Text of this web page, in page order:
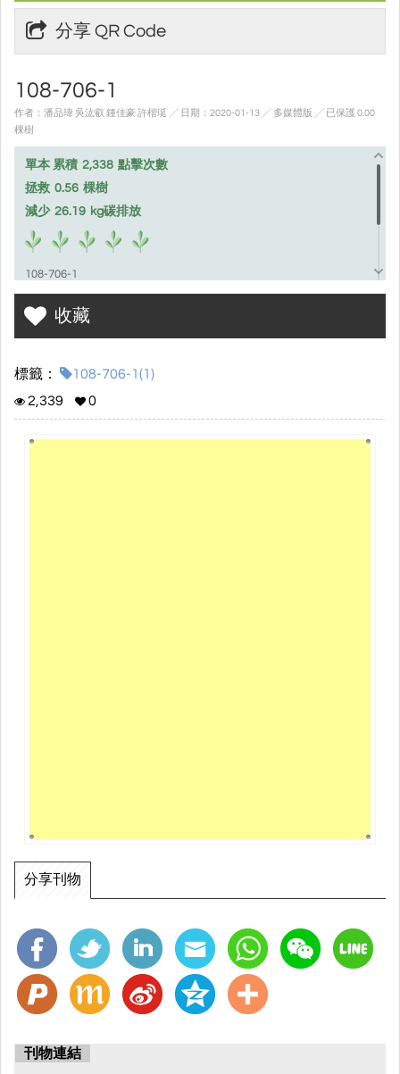
分享 QR Code
108-706-1
作者：潘品瑋 吳汯叡 鍾佳豪 許楷珽 ╱ 日期：2020-01-13 ╱ 多媒體版 ╱ 已保護 0.00
棵樹
單本 累積 2,338 點擊次數
拯救 0.56 棵樹
減少 26.19 kg碳排放
108-706-1
收藏
標籤：
108-706-1(1)
2,339
0
分享刊物
刊物連結